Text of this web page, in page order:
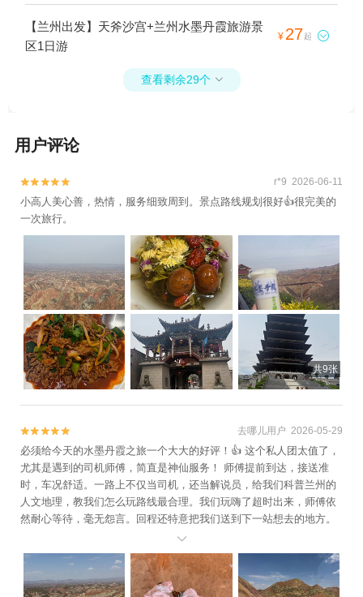
【兰州出发】天斧沙宫+兰州水墨丹霞旅游景
区1日游
¥ 27起 
查看剩余29个 
用户评论

 r*9 2026-06-11
小高人美心善，热情，服务细致周到。景点路线规划很好👍很完美的
一次旅行。
共9张

 去哪儿用户 2026-05-29
必须给今天的水墨丹霞之旅一个大大的好评！👍 这个私人团太值了，
尤其是遇到的司机师傅，简直是神仙服务！ 师傅提前到达，接送准
时，车况舒适。一路上不仅当司机，还当解说员，给我们科普兰州的
人文地理，教我们怎么玩路线最合理。我们玩嗨了超时出来，师傅依
然耐心等待，毫无怨言。回程还特意把我们送到下一站想去的地方。
这么热心又专业的司机，给兰州旅游加分不少，最后司机还给我们放
最喜欢的bgm，下次来还找他！
